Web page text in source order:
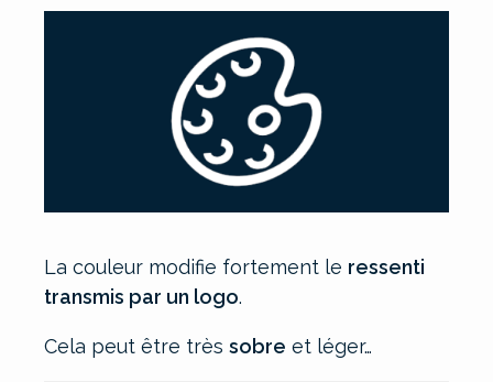
La couleur modifie fortement le ressenti
transmis par un logo.
Cela peut être trèssobre et léger…